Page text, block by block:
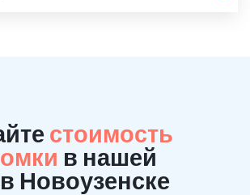
стоимость
в нашей
Новоузенске